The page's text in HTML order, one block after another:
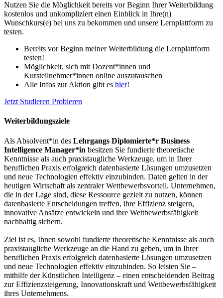
Nutzen Sie die Möglichkeit bereits vor Beginn Ihrer Weiterbildung
kostenlos und unkompliziert einen Einblick in Ihre(n)
Wunschkurs(e) bei uns zu bekommen und unsere Lernplattform zu
testen.
Bereits vor Beginn meiner Weiterbildung die Lernplattform
testen!
Möglichkeit, sich mit Dozent*innen und
Kursteilnehmer*innen online auszutauschen
Alle Infos zur Aktion gibt es hier!
Jetzt Studieren Probieren
Weiterbildungsziele
Als Absolvent*in des Lehrgangs Diplomierte*r Business
Intelligence Manager*in besitzen Sie fundierte theoretische
Kenntnisse als auch praxistaugliche Werkzeuge, um in Ihrer
beruflichen Praxis erfolgreich datenbasierte Lösungen umzusetzen
und neue Technologien effektiv einzubinden. Daten gelten in der
heutigen Wirtschaft als zentraler Wettbewerbsvorteil. Unternehmen,
die in der Lage sind, diese Ressource gezielt zu nutzen, können
datenbasierte Entscheidungen treffen, ihre Effizienz steigern,
innovative Ansätze entwickeln und ihre Wettbewerbsfähigkeit
nachhaltig sichern.
Ziel ist es, Ihnen sowohl fundierte theoretische Kenntnisse als auch
praxistaugliche Werkzeuge an die Hand zu geben, um in Ihrer
beruflichen Praxis erfolgreich datenbasierte Lösungen umzusetzen
und neue Technologien effektiv einzubinden. So leisten Sie –
mithilfe der Künstlichen Intelligenz – einen entscheidenden Beitrag
zur Effizienzsteigerung, Innovationskraft und Wettbewerbsfähigkeit
ihres Unternehmens.